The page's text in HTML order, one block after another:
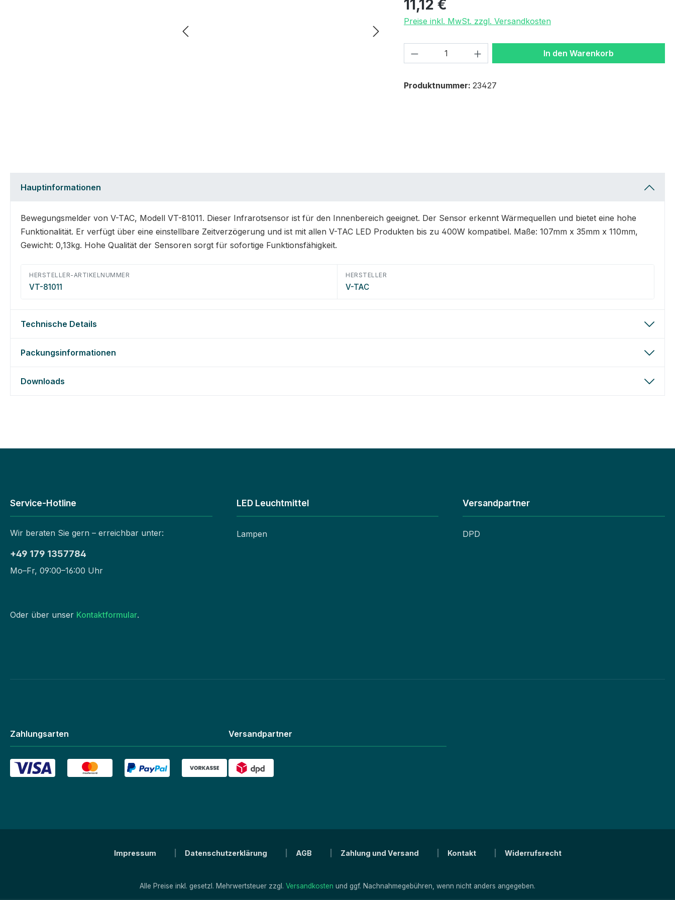
11,12 €
Preise inkl. MwSt. zzgl. Versandkosten
Produkt Anzahl: Gib den gewünschten Wert
In den Warenkorb
Produktnummer: 23427
Hauptinformationen
Bewegungsmelder von V-TAC, Modell VT-81011. Dieser Infrarotsensor ist für den Innenbereich geeignet. Der Sensor erkennt Wärmequellen und bietet eine hohe
Funktionalität. Er verfügt über eine einstellbare Zeitverzögerung und ist mit allen V-TAC LED Produkten bis zu 400W kompatibel. Maße: 107mm x 35mm x 110mm,
Gewicht: 0,13kg. Hohe Qualität der Sensoren sorgt für sofortige Funktionsfähigkeit.
HERSTELLER-ARTIKELNUMMER
VT-81011
HERSTELLER
V-TAC
Technische Details
Packungsinformationen
Downloads
Service-Hotline
Wir beraten Sie gern – erreichbar unter:
+49 179 1357784
Mo–Fr, 09:00–16:00 Uhr
Oder über unser Kontaktformular.
LED Leuchtmittel
Lampen
Versandpartner
DPD
Zahlungsarten Versandpartner
Impressum Datenschutzerklärung AGB Zahlung und Versand Kontakt Widerrufsrecht
Alle Preise inkl. gesetzl. Mehrwertsteuer zzgl. Versandkosten und ggf. Nachnahmegebühren, wenn nicht anders angegeben.